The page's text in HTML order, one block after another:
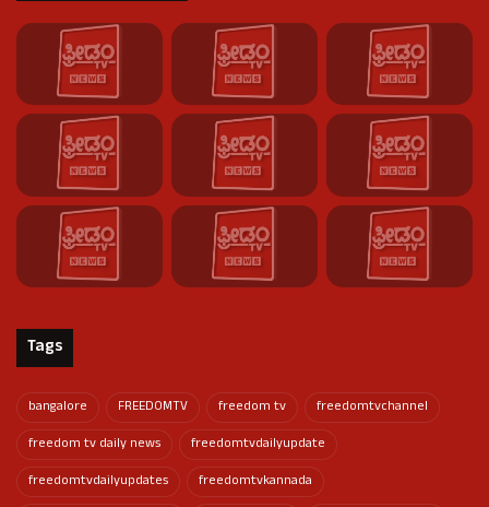
Tags
bangalore FREEDOMTV freedom tv
freedomtvchannel
freedom tv daily news
freedomtvdailyupdate
freedomtvdailyupdates
freedomtvkannada